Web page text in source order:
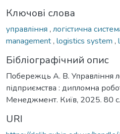
Ключові слова
управління , логістична
management, logistics system ,
Бібліографічний опис
Побережць А. В. Управління
підприємства : дипломна
Менеджмент. Київ, 2025. 80 с.
URI